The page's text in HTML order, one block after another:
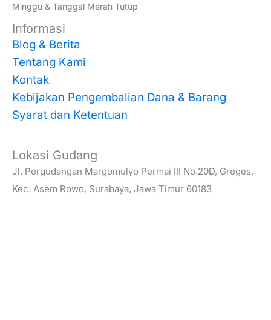
Minggu & Tanggal Merah Tutup
Informasi
Blog & Berita
Tentang Kami
Kontak
Kebijakan Pengembalian Dana & Barang
Syarat dan Ketentuan
Lokasi Gudang
Jl. Pergudangan Margomulyo Permai III No.20D, Greges,
Kec. Asem Rowo, Surabaya, Jawa Timur 60183